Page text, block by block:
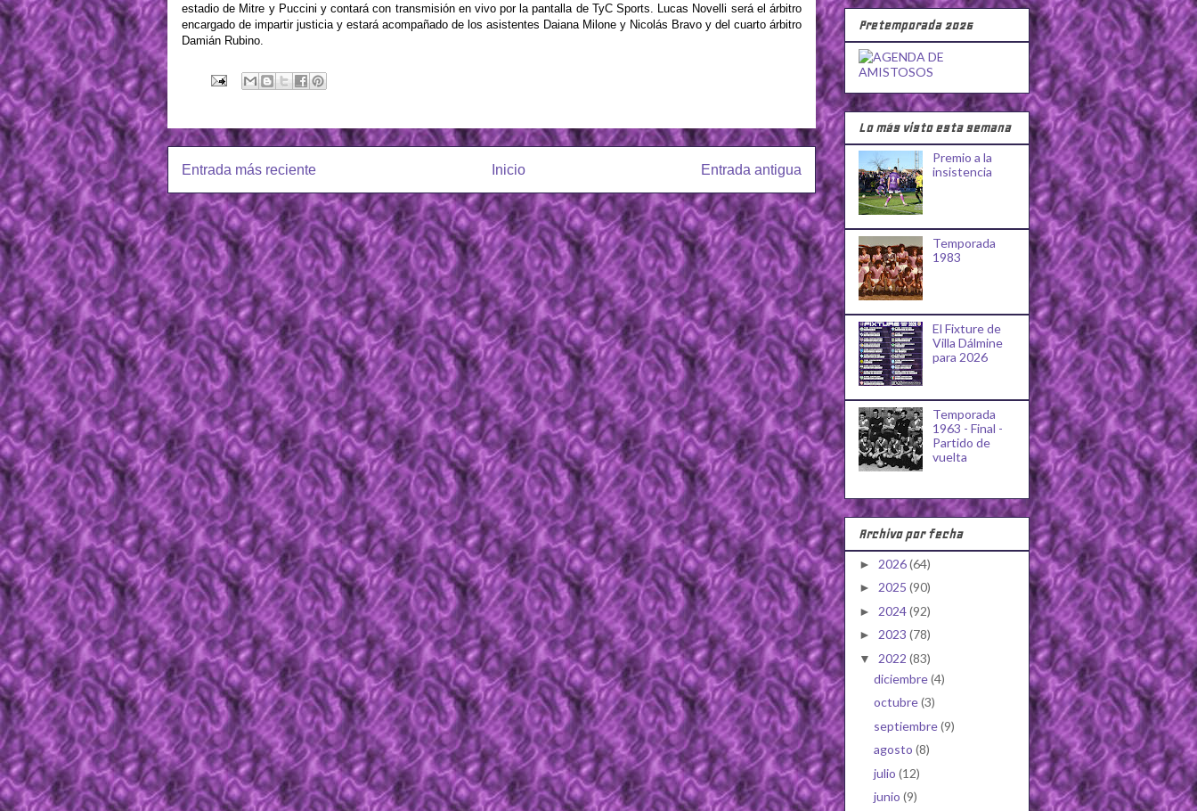
estadio de Mitre y Puccini y contará con transmisión en vivo por la pantalla de TyC Sports. Lucas Novelli será el árbitro
encargado de impartir justicia y estará acompañado de los asistentes Daiana Milone y Nicolás Bravo y del cuarto árbitro
Damián Rubino.
Entrada más reciente Entrada antigua
Inicio
Pretemporada 2026
Lo más visto esta semana
Premio a la
insistencia
Temporada
1983
El Fixture de
Villa Dálmine
para 2026
Temporada
1963 - Final -
Partido de
vuelta
Archivo por fecha
► 2026(64)
► 2025 (90)
► 2024(92)
► 2023 (78)
▼ 2022 (83)
diciembre(4)
octubre(3)
septiembre(9)
agosto (8)
julio (12)
junio (9)